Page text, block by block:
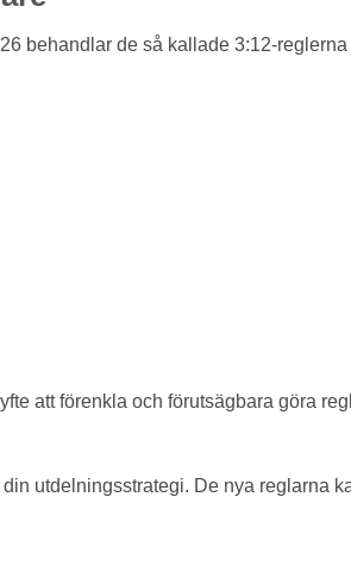
behandlar de så kallade 3:12-reglerna
att förenkla och förutsägbara göra
utdelningsstrategi. De nya reglarna